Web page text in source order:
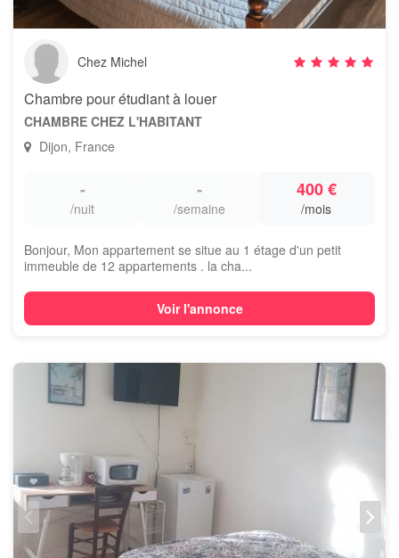
Chez Michel
Chambre pour étudiant à louer
CHAMBRE CHEZ L'HABITANT
Dijon, France
-
/nuit
-
/semaine
400 €
/mois
Bonjour, Mon appartement se situe au 1 étage d'un petit
immeuble de 12 appartements . la cha...
Voir l'annonce